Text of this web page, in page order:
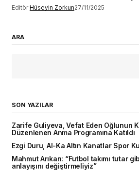
Editör Hüseyin Zorkun27/11/2025
ARA
SON YAZILAR
Zarife Guliyeva, Vefat Eden Oğlunun
Düzenlenen Anma Programına Katıldı
Ezgi Duru, Al-Ka Altın Kanatlar Spor
Mahmut Arıkan: “Futbol takımı tutar
anlayışını değiştirmeliyiz”